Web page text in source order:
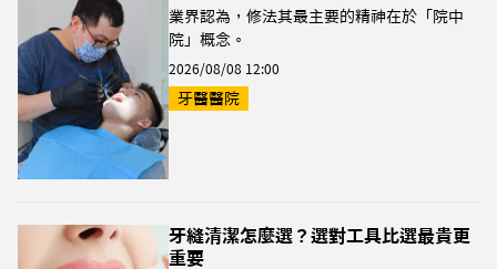
業界認為，修法其最主要的精神在於「院中
院」概念。
2026/08/08 12:00
牙醫醫院
牙縫清潔怎麼選？選對工具比選最貴更
重要